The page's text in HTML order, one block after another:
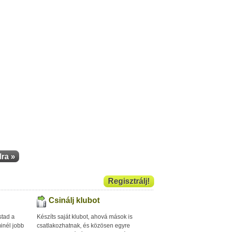
»
Regisztrálj!
a
jobb
Csinálj klubot
Készíts saját klubot, ahová mások is
csatlakozhatnak, és közösen egyre